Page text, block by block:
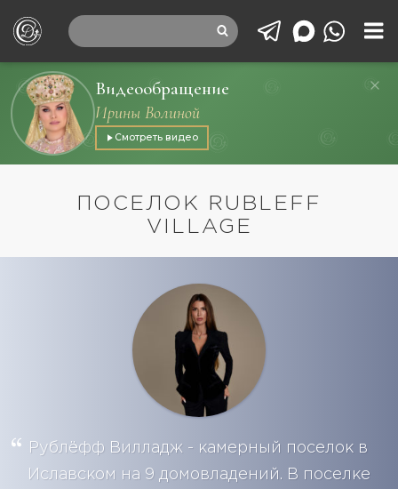
Видеообращение
Ирины Волиной
Смотреть видео
ПОСЕЛОК RUBLEFF
VILLAGE
Рублёфф Вилладж - камерный поселок в
Иславском на 9 домовладений. В поселке